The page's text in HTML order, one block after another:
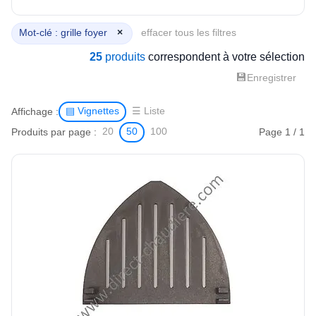
Mot-clé : grille foyer × effacer tous les filtres
25 produits correspondent à votre sélection
💾Enregistrer
Affichage : ▤ Vignettes ☰ Liste
Produits par page : 20 50 100 Page 1 / 1